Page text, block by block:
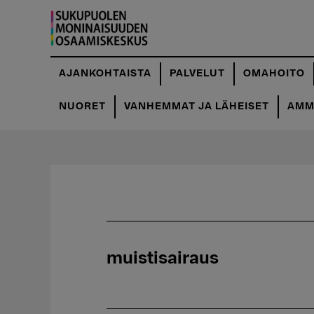
pääsisältöön
AJANKOHTAISTA PALVELUT OMAHOITO
NUORET VANHEMMAT JA LÄHEISET
muistisairaus